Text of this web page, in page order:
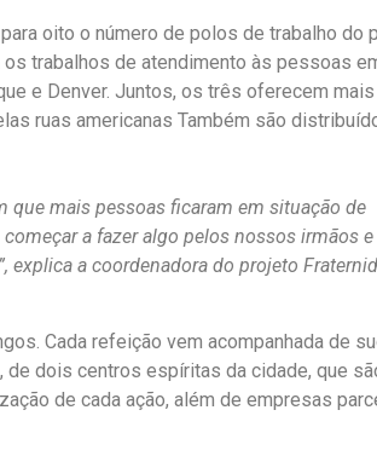
oito o número de polos de trabalho do
trabalhos de atendimento às pessoas
e Denver. Juntos, os três oferecem
ruas americanas Também são
que mais pessoas ficaram em situação de
a fazer algo pelos nossos irmãos
a coordenadora do projeto
Cada refeição vem acompanhada de
de dois centros espíritas da cidade, que
de cada ação, além de empresas